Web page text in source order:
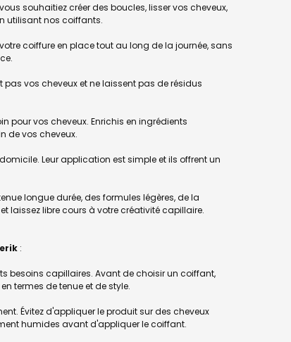
souhaitiez créer des boucles, lisser vos cheveux,
utilisant nos coiffants.
coiffure en place tout au long de la journée, sans
vos cheveux et ne laissent pas de résidus
pour vos cheveux. Enrichis en ingrédients
de vos cheveux.
Leur application est simple et ils offrent un
longue durée, des formules légères, de la
laissez libre cours à votre créativité capillaire.
:
besoins capillaires. Avant de choisir un coiffant,
termes de tenue et de style.
Évitez d'appliquer le produit sur des cheveux
humides avant d'appliquer le coiffant.